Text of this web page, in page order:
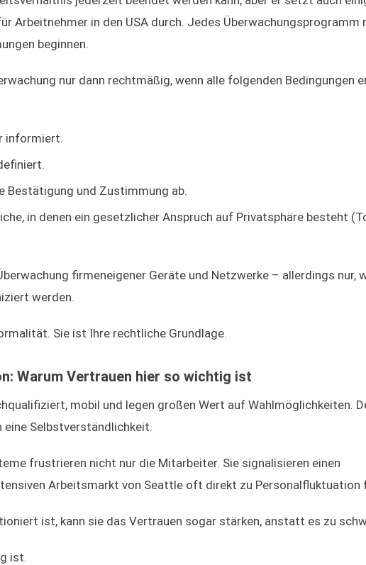
Arbeitnehmer in den USA durch. Jedes Überwachungsprogramm
beginnen.
nur dann rechtmäßig, wenn alle folgenden Bedingungen
informiert.
Bestätigung und Zustimmung ab.
in denen ein gesetzlicher Anspruch auf Privatsphäre besteht
firmeneigener Geräte und Netzwerke – allerdings nur,
werden.
Sie ist Ihre rechtliche Grundlage.
Warum Vertrauen hier so wichtig ist
mobil und legen großen Wert auf Wahlmöglichkeiten.
eine Selbstverständlichkeit.
frustrieren nicht nur die Mitarbeiter. Sie signalisieren einen
Arbeitsmarkt von Seattle oft direkt zu Personalfluktuation
ist, kann sie das Vertrauen sogar stärken, anstatt es zu
ist.